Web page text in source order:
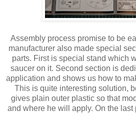
Assembly process promise to be
manufacturer also made special
parts. First is special stand which
saucer on it. Second section is
application and shows us how to
This is quite interesting solution,
gives plain outer plastic so that
and where he will apply. On the